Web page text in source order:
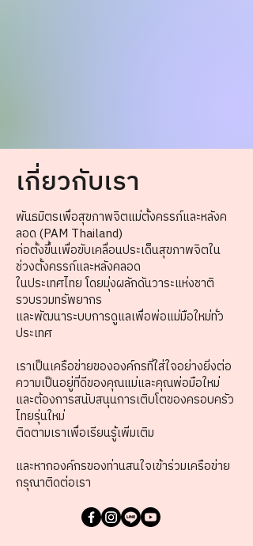
เกี่ยวกับเรา
พันธมิตรเพื่อสุขภาพจิตแม่ตั้งครรภ์และหลังค
ลอด (PAM Thailand)
ก่อตั้งขึ้นเพื่อขับเคลื่อนประเด็นสุขภาพจิตใน
ช่วงตั้งครรภ์และหลังคลอด
ในประเทศไทย โดยมุ่งผลักดันวาระแห่งชาติ
รวบรวมทรัพยากร
และพัฒนาระบบการดูแลเพื่อพ่อแม่มือใหม่ทั่ว
ประเทศ
เราเป็นเครือข่ายขององค์กรที่ใส่ใจอย่างยิ่งต่อ
ความเป็นอยู่ที่ดีของคุณแม่และคุณพ่อมือใหม่
และต้องการสนับสนุนการเติบโตของครอบครัว
ไทยรุ่นใหม่
ติดตามเราเพื่อเรียนรู้เพิ่มเติม
และหากองค์กรของท่านสนใจเข้าร่วมเครือข่าย
กรุณาติดต่อเรา